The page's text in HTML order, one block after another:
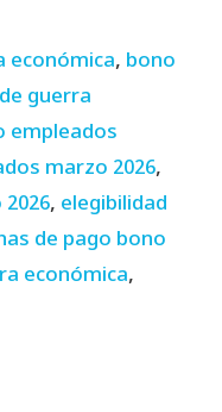
económica, bono
guerra
empleados
marzo 2026,
, elegibilidad
de pago bono
económica,